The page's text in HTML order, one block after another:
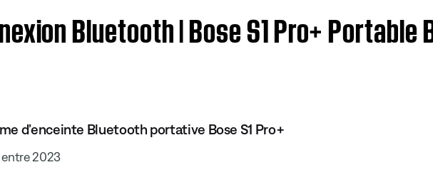
Bluetooth | Bose S1 Pro+ Portable
d’enceinte Bluetooth portative Bose S1 Pro+
entre 2023